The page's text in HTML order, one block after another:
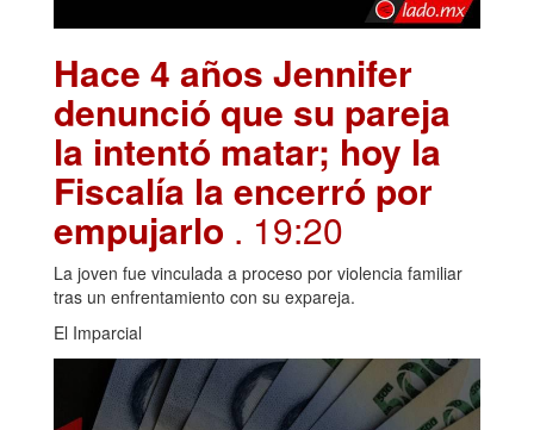
Hace 4 años Jennifer
denunció que su pareja
la intentó matar; hoy la
Fiscalía la encerró por
empujarlo . 19:20
La joven fue vinculada a proceso por violencia familiar
tras un enfrentamiento con su expareja.
El Imparcial